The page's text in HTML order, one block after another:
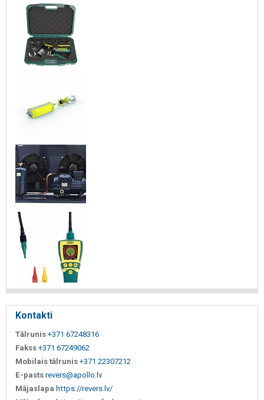
Kontakti
Tālrunis +371 67248316
Fakss +371 67249062
Mobilais tālrunis +371 22307212
E-pasts revers@apollo.lv
Mājaslapa https://revers.lv/